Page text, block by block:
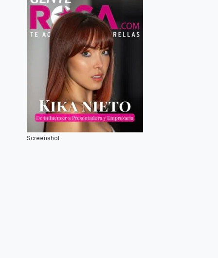
Screenshot